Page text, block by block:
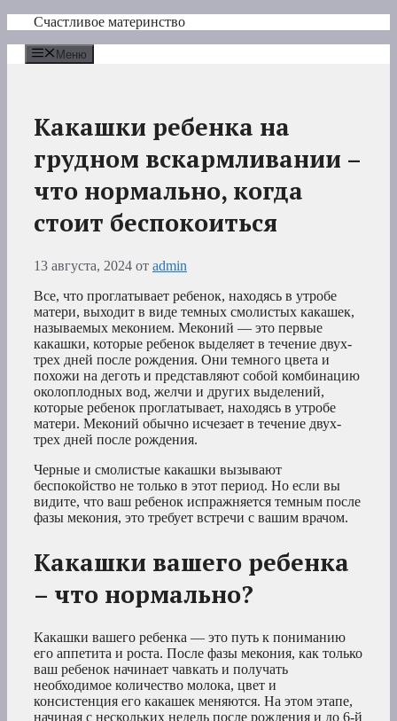
Перейти
содержимому
Счастливое материнство
Меню
Какашки ребенка на
грудном вскармливании –
что нормально, когда
стоит беспокоиться
13 августа, 2024 от admin
Все, что проглатывает ребенок, находясь в утробе
матери, выходит в виде темных смолистых какашек,
называемых меконием. Меконий — это первые
какашки, которые ребенок выделяет в течение двух-
трех дней после рождения. Они темного цвета и
похожи на деготь и представляют собой комбинацию
околоплодных вод, желчи и других выделений,
которые ребенок проглатывает, находясь в утробе
матери. Меконий обычно исчезает в течение двух-
трех дней после рождения.
Черные и смолистые какашки вызывают
беспокойство не только в этот период. Но если вы
видите, что ваш ребенок испражняется темным после
фазы мекония, это требует встречи с вашим врачом.
Какашки вашего ребенка
– что нормально?
Какашки вашего ребенка — это путь к пониманию
его аппетита и роста. После фазы мекония, как только
ваш ребенок начинает чавкать и получать
необходимое количество молока, цвет и
консистенция его какашек меняются. На этом этапе,
начиная с нескольких недель после рождения и до 6-й